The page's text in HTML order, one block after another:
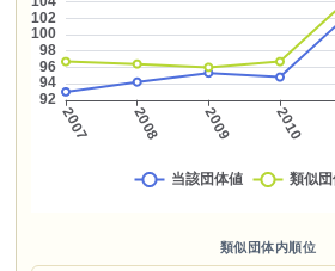
類似団体内順位